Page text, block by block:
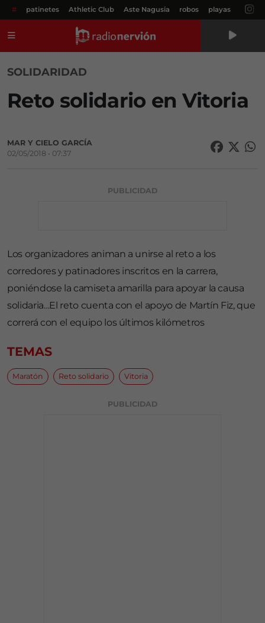
# patinetes Athletic Club Aste Nagusia robos playas
SOLIDARIDAD
Reto solidario en Vitoria
MAR Y CIELO GARCÍA
02/05/2018 • 07:37
PUBLICIDAD
Los organizadores animan a unirse al reto a los
corredores y patinadores inscritos en la carrera,
poniéndose la camiseta amarilla para apoyar la causa
solidaria…El reto cuenta con el apoyo de Martín Fiz, que
correrá con el equipo los últimos kilómetros
TEMAS
Maratón Reto solidario Vitoria
PUBLICIDAD